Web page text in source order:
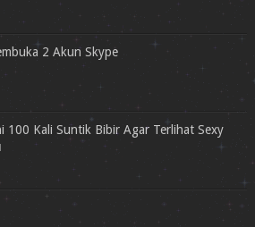
2 Akun Skype
100 Kali Suntik Bibir Agar Terlihat Sexy